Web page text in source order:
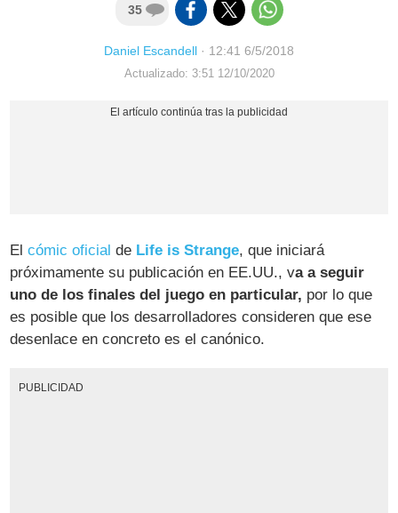
35
Daniel Escandell · 12:41 6/5/2018
Actualizado: 3:51 12/10/2020
Elcómic oficial de Life is Strange, que iniciará
próximamente su publicación en EE.UU., va a seguir
uno de los finales del juego en particular, por lo que
es posible que los desarrolladores consideren que ese
desenlace en concreto es el canónico.
PUBLICIDAD